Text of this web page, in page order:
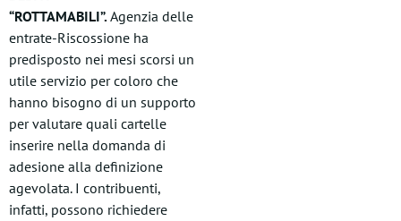
“ROTTAMABILI”.Agenzia delle
entrate-Riscossione ha
predisposto nei mesi scorsi un
utile servizio per coloro che
hanno bisogno di un supporto
per valutare quali cartelle
inserire nella domanda di
adesione alla definizione
agevolata. I contribuenti,
infatti, possono richiedere